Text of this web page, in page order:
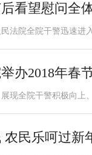
看望慰问全
法院全院干警迅速进
办2018年春
现全院干警积极向上
农民乐呵过新